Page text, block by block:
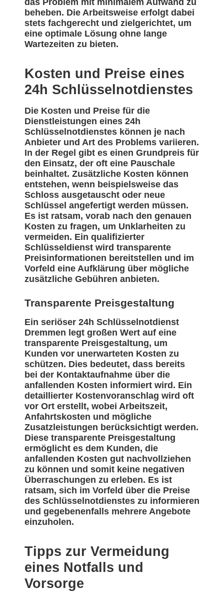
das Problem mit minimalem Aufwand zu
beheben. Die Arbeitsweise erfolgt dabei
stets fachgerecht und zielgerichtet, um
eine optimale Lösung ohne lange
Wartezeiten zu bieten.
Kosten und Preise eines
24h Schlüsselnotdienstes
Die Kosten und Preise für die
Dienstleistungen eines 24h
Schlüsselnotdienstes können je nach
Anbieter und Art des Problems variieren.
In der Regel gibt es einen Grundpreis für
den Einsatz, der oft eine Pauschale
beinhaltet. Zusätzliche Kosten können
entstehen, wenn beispielsweise das
Schloss ausgetauscht oder neue
Schlüssel angefertigt werden müssen.
Es ist ratsam, vorab nach den genauen
Kosten zu fragen, um Unklarheiten zu
vermeiden. Ein qualifizierter
Schlüsseldienst wird transparente
Preisinformationen bereitstellen und im
Vorfeld eine Aufklärung über mögliche
zusätzliche Gebühren anbieten.
Transparente Preisgestaltung
Ein seriöser 24h Schlüsselnotdienst
Dremmen legt großen Wert auf eine
transparente Preisgestaltung, um
Kunden vor unerwarteten Kosten zu
schützen. Dies bedeutet, dass bereits
bei der Kontaktaufnahme über die
anfallenden Kosten informiert wird. Ein
detaillierter Kostenvoranschlag wird oft
vor Ort erstellt, wobei Arbeitszeit,
Anfahrtskosten und mögliche
Zusatzleistungen berücksichtigt werden.
Diese transparente Preisgestaltung
ermöglicht es dem Kunden, die
anfallenden Kosten gut nachvollziehen
zu können und somit keine negativen
Überraschungen zu erleben. Es ist
ratsam, sich im Vorfeld über die Preise
des Schlüsselnotdienstes zu informieren
und gegebenenfalls mehrere Angebote
einzuholen.
Tipps zur Vermeidung
eines Notfalls und
Vorsorge